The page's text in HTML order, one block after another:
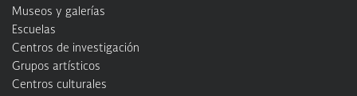
Museos y galerías
Escuelas
Centros de investigación
Grupos artísticos
Centros culturales